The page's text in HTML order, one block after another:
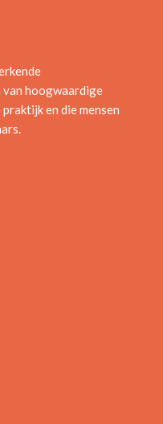
hoogwaardige
en die mensen